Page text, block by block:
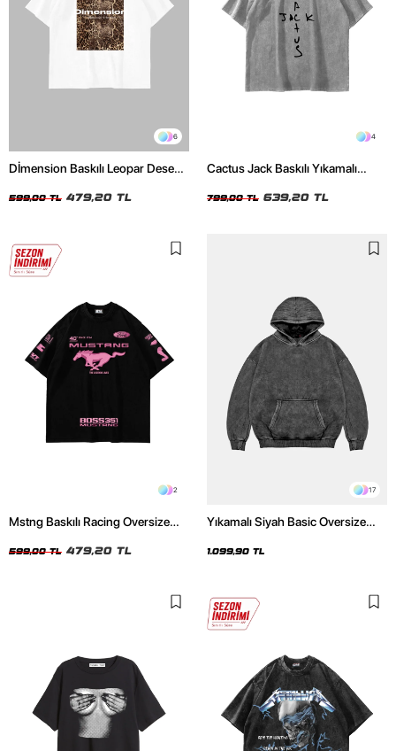
6
Dİmension Baskılı Leopar Desenli
Tshirt
599,00 TL 479,20 TL
4
Cactus Jack Baskılı Yıkamalı
799,00 TL 639,20 TL
2
Mstng Baskılı Racing Oversize
599,00 TL 479,20 TL
17
Yıkamalı Siyah Basic Oversize
1.099,90 TL